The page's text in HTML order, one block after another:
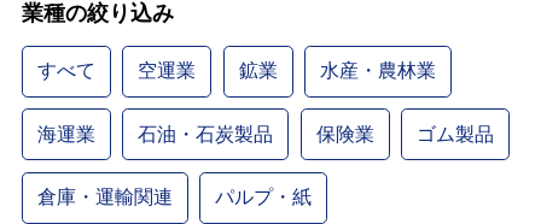
業種の絞り込み
すべて 空運業 鉱業 水産・農林業
海運業 石油・石炭製品 保険業 ゴム製品
倉庫・運輸関連 パルプ・紙